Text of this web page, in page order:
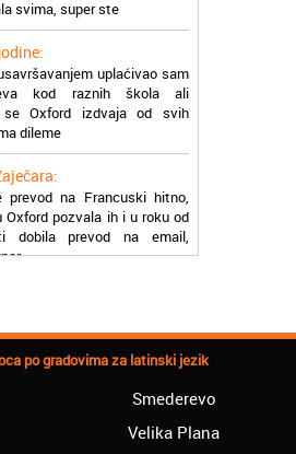
uplaćivao sam
kod raznih škola ali
se Oxford izdvaja od svih
dileme
na Francuski hitno,
Oxford pozvala ih i u roku od
dobila prevod na email,
Vam
program! Sa
savladala tromesečni kurs
pohvale!
po gradovima za latinski jezik
Smederevo
Velika Plana